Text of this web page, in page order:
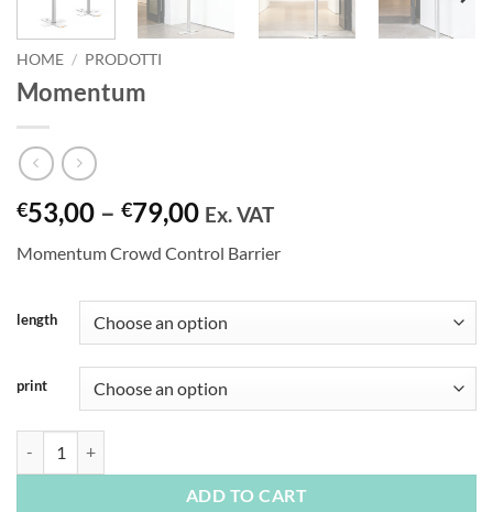
HOME / PRODOTTI
Momentum
€53,00 – €79,00Price
€53,00
€79,00
Ex. VAT
Momentum Crowd Control Barrier
length
print
ADD TO CART